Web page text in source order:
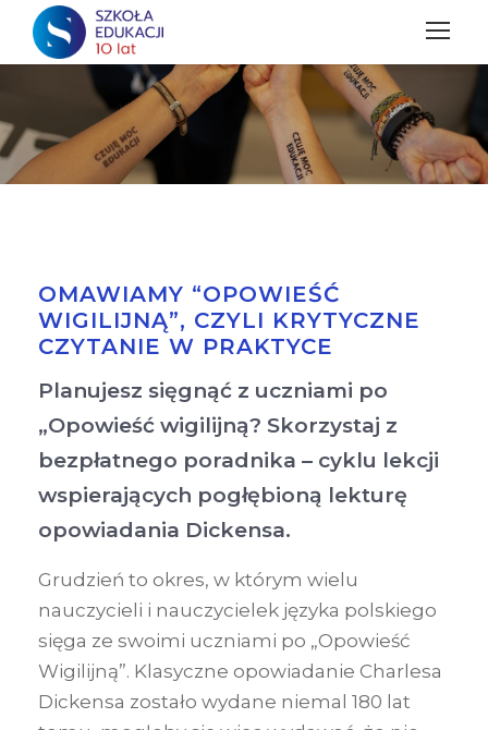
OMAWIAMY “OPOWIEŚĆ
WIGILIJNĄ”, CZYLI KRYTYCZNE
CZYTANIE W PRAKTYCE
Planujesz sięgnąć z uczniami po
„Opowieść wigilijną? Skorzystaj z
bezpłatnego poradnika – cyklu lekcji
wspierających pogłębioną lekturę
opowiadania Dickensa.
Grudzień to okres, w którym wielu
nauczycieli i nauczycielek języka polskiego
sięga ze swoimi uczniami po „Opowieść
Wigilijną”. Klasyczne opowiadanie Charlesa
Dickensa zostało wydane niemal 180 lat